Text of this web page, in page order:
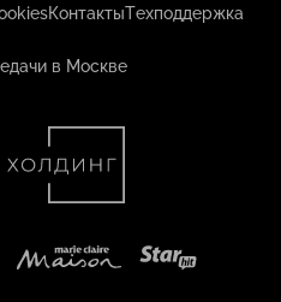
КонтактыТехподдержка
в Москве